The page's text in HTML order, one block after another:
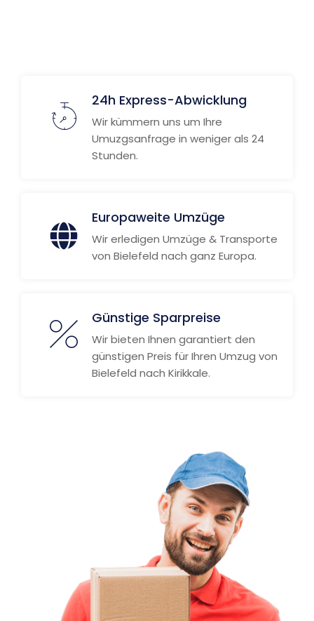
24h Express-Abwicklung
Wir kümmern uns um Ihre
Umuzgsanfrage in weniger als 24
Stunden.
Europaweite Umzüge
Wir erledigen Umzüge & Transporte
von Bielefeld nach ganz Europa.
Günstige Sparpreise
Wir bieten Ihnen garantiert den
günstigen Preis für Ihren Umzug von
Bielefeld nach Kirikkale.